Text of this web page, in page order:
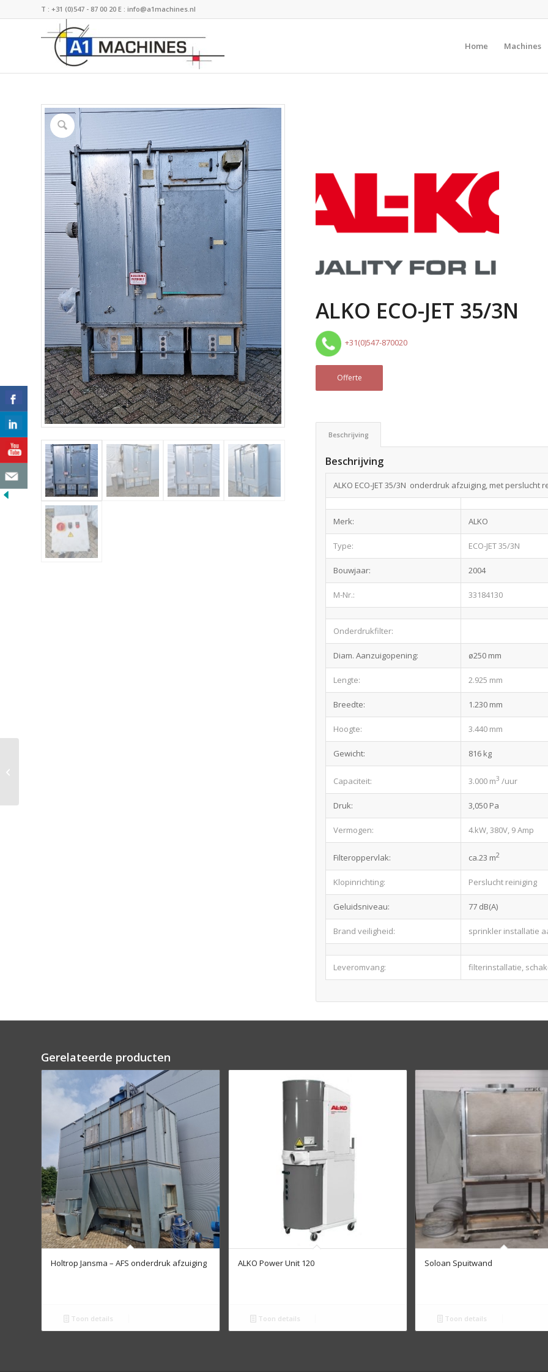
T : +31 (0)547 - 87 00 20 E : info@a1machines.nl
Home Machines
ALKO ECO-JET 35/3N
+31(0)547-870020
Offerte
Beschrijving
Beschrijving
ALKO ECO-JET 35/3N onderdruk afzuiging, met perslucht
Merk: ALKO
Type: ECO-JET 35/3N
Bouwjaar: 2004
M-Nr.: 33184130
Onderdrukfilter:
Diam. Aanzuigopening: ø250 mm
Lengte: 2.925 mm
Breedte: 1.230 mm
Hoogte: 3.440 mm
Gewicht: 816 kg
Capaciteit: 3.000 m3 /uur
Druk: 3,050 Pa
Vermogen: 4.kW, 380V, 9 Amp
Filteroppervlak: ca.23 m2
Klopinrichting: Perslucht reiniging
Geluidsniveau: 77 dB(A)
Brand veiligheid: sprinkler installatie
Leveromvang: filterinstallatie,
Gerelateerde producten
Holtrop Jansma – AFS onderdruk afzuiging
Toon details
ALKO Power Unit 120
Toon details
Soloan Spuitwand
Toon details